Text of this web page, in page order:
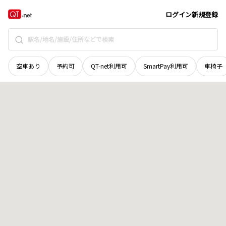
ログイン新規登録
空車あり 予約可 QT-net利用可 SmartPay利用可 車椅子
北海道